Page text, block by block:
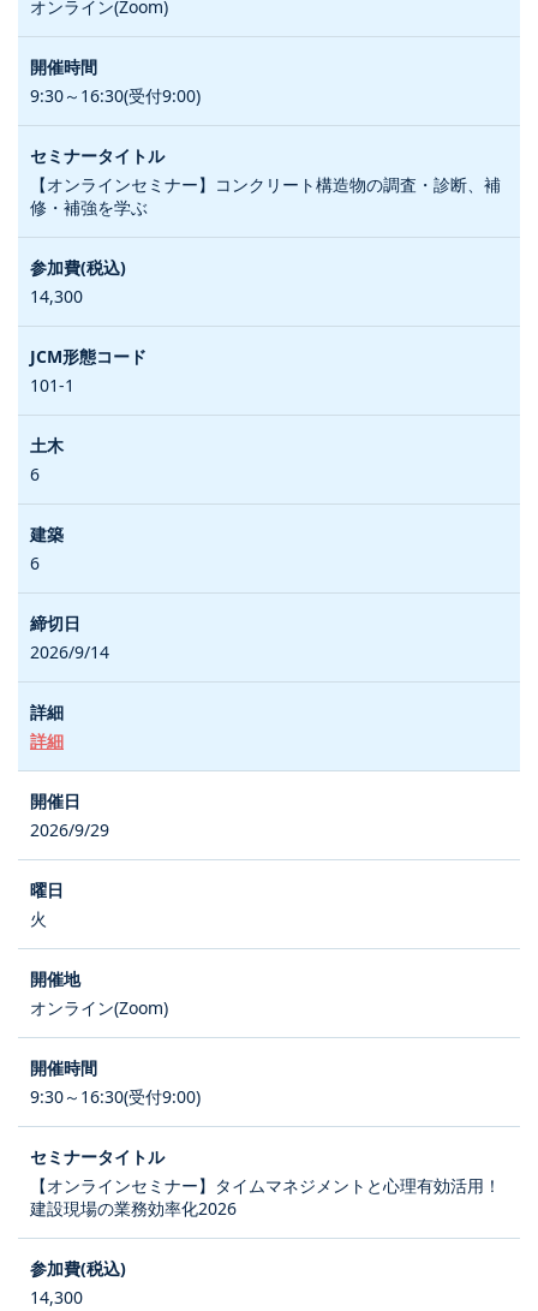
オンライン(Zoom)
9:30～16:30(受付9:00)
【オンラインセミナー】コンクリート構造物の調査・診断、補
修・補強を学ぶ
14,300
101-1
6
6
2026/9/14
詳細
2026/9/29
火
オンライン(Zoom)
9:30～16:30(受付9:00)
【オンラインセミナー】タイムマネジメントと心理有効活用！
建設現場の業務効率化2026
14,300